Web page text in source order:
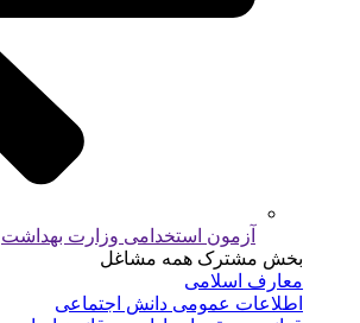
آزمون استخدامی وزارت بهداشت
بخش مشترک همه مشاغل
معارف اسلامی
اطلاعات عمومی دانش اجتماعی